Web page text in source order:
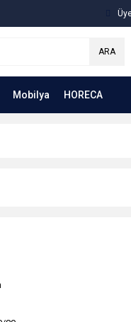
ARA
Mobilya HORECA